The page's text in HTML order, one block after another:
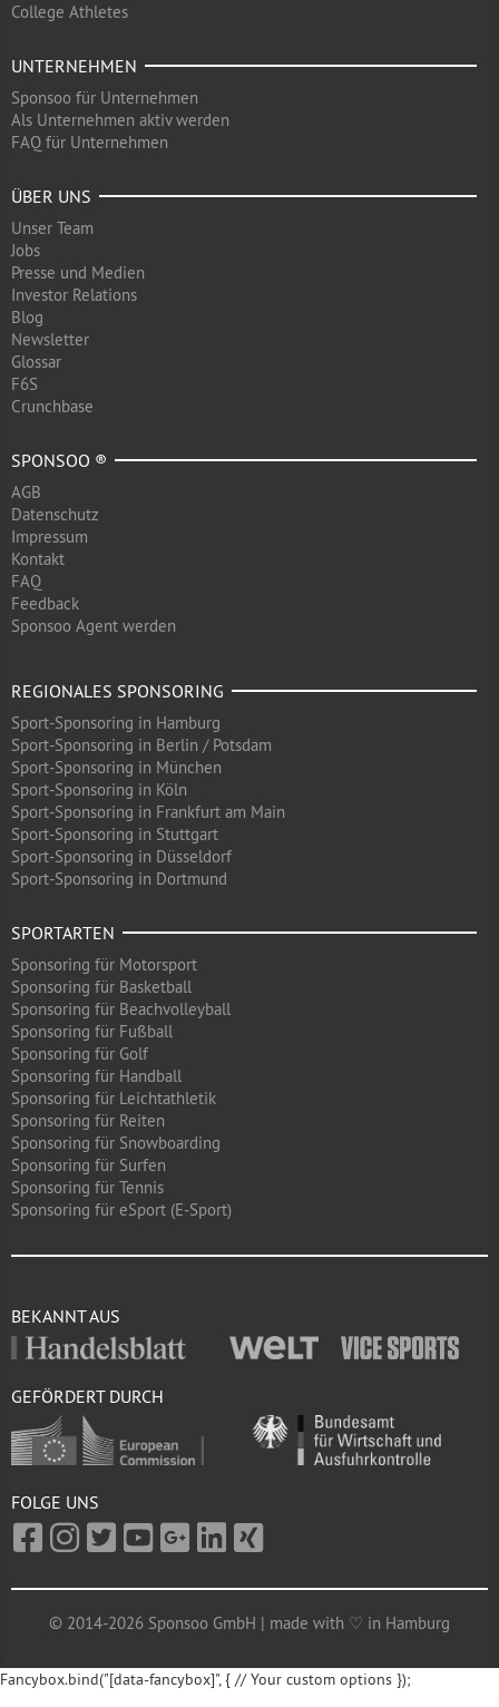
College Athletes
UNTERNEHMEN
Sponsoo für Unternehmen
Als Unternehmen aktiv werden
FAQ für Unternehmen
ÜBER UNS
Unser Team
Jobs
Presse und Medien
Investor Relations
Blog
Newsletter
Glossar
F6S
Crunchbase
SPONSOO ®
AGB
Datenschutz
Impressum
Kontakt
FAQ
Feedback
Sponsoo Agent werden
REGIONALES SPONSORING
Sport-Sponsoring in Hamburg
Sport-Sponsoring in Berlin / Potsdam
Sport-Sponsoring in München
Sport-Sponsoring in Köln
Sport-Sponsoring in Frankfurt am Main
Sport-Sponsoring in Stuttgart
Sport-Sponsoring in Düsseldorf
Sport-Sponsoring in Dortmund
SPORTARTEN
Sponsoring für Motorsport
Sponsoring für Basketball
Sponsoring für Beachvolleyball
Sponsoring für Fußball
Sponsoring für Golf
Sponsoring für Handball
Sponsoring für Leichtathletik
Sponsoring für Reiten
Sponsoring für Snowboarding
Sponsoring für Surfen
Sponsoring für Tennis
Sponsoring für eSport (E-Sport)
BEKANNT AUS
GEFÖRDERT DURCH
FOLGE UNS
© 2014-2026 Sponsoo GmbH | made with ♡ in Hamburg
Fancybox.bind("[data-fancybox]", { // Your custom options });